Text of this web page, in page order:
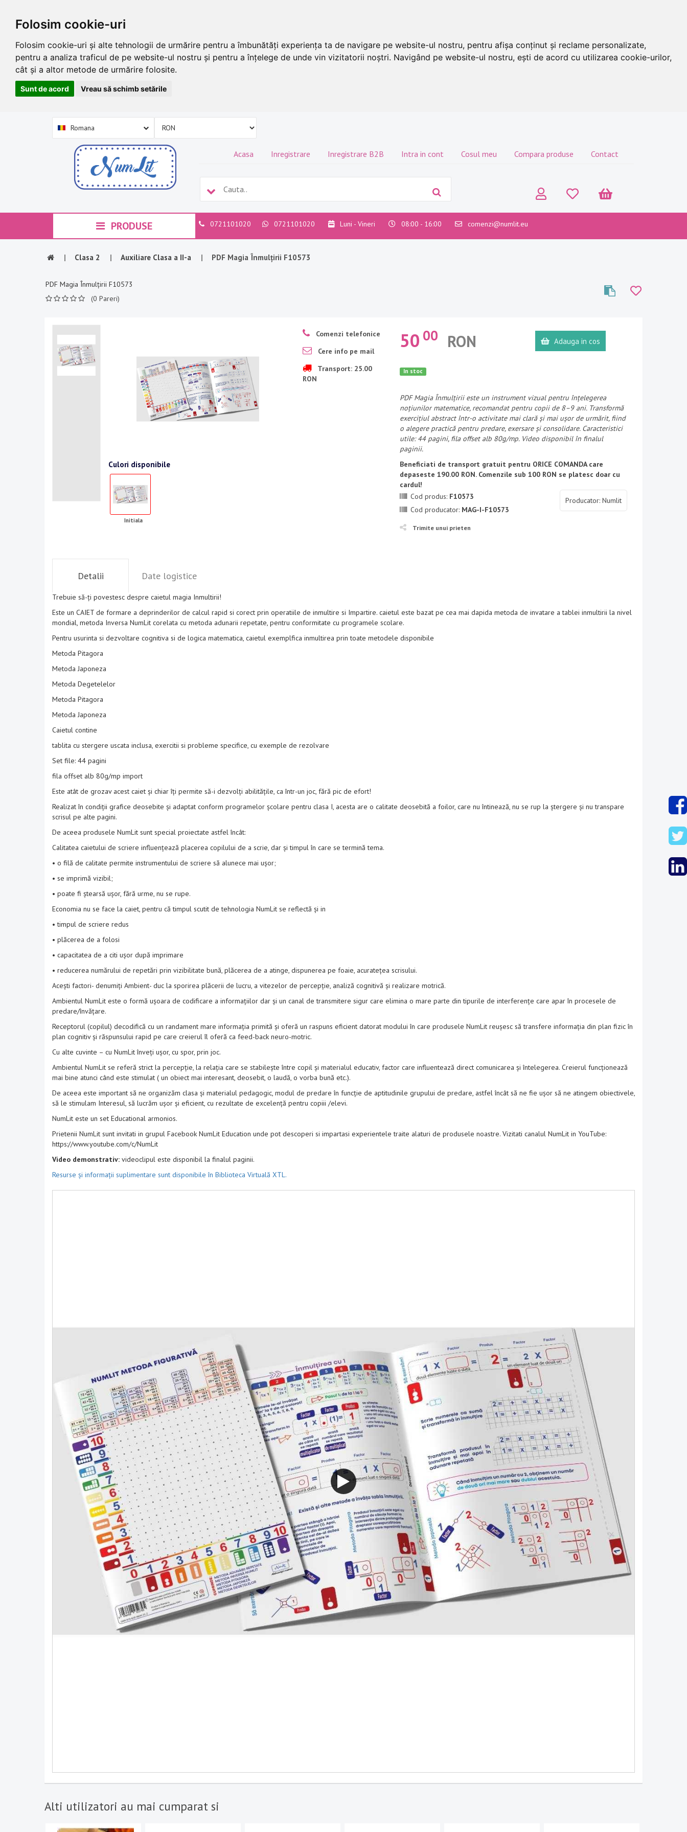
Folosim cookie-uri
Folosim cookie-uri și alte tehnologii de urmărire pentru a îmbunătăți experiența ta de navigare pe website-ul nostru, pentru afișa conținut și reclame personalizate,
pentru a analiza traficul de pe website-ul nostru și pentru a înțelege de unde vin vizitatorii noștri. Navigând pe website-ul nostru, ești de acord cu utilizarea cookie-urilor,
cât și a altor metode de urmărire folosite.
Sunt de acord Vreau să schimb setările
Romana
Acasa Inregistrare Inregistrare B2B Intra in cont Cosul meu Compara produse Contact
PRODUSE 0721101020 0721101020 Luni - Vineri 08:00 - 16:00 comenzi@numlit.eu
| Clasa 2 | Auxiliare Clasa a II-a | PDF Magia Înmulțirii F10573
PDF Magia Înmulțirii F10573
(0 Pareri)
Culori disponibile
Initiala
Comenzi telefonice
Cere info pe mail
Transport: 25.00
RON
50 00 RON Adauga in cos
In stoc
PDF Magia Înmulțirii este un instrument vizual pentru înțelegerea
noțiunilor matematice, recomandat pentru copii de 8–9 ani. Transformă
exercițiul abstract într-o activitate mai clară și mai ușor de urmărit, fiind
o alegere practică pentru predare, exersare și consolidare. Caracteristici
utile: 44 pagini, fila offset alb 80g/mp. Video disponibil în finalul
paginii.
Beneficiati de transport gratuit pentru ORICE COMANDA care
depaseste 190.00 RON. Comenzile sub 100 RON se platesc doar cu
cardul!
Producator: Numlit
Cod produs: F10573
Cod producator: MAG-I-F10573
Trimite unui prieten
Detalii Date logistice
Trebuie să-ți povestesc despre caietul magia Inmultirii!
Este un CAIET de formare a deprinderilor de calcul rapid si corect prin operatiile de inmultire si Impartire. caietul este bazat pe cea mai dapida metoda de invatare a tablei inmultirii la nivel
mondial, metoda Inversa NumLit corelata cu metoda adunarii repetate, pentru conformitate cu programele scolare.
Pentru usurinta si dezvoltare cognitiva si de logica matematica, caietul exemplfica inmultirea prin toate metodele disponibile
Metoda Pitagora
Metoda Japoneza
Metoda Degetelelor
Metoda Pitagora
Metoda Japoneza
Caietul contine
tablita cu stergere uscata inclusa, exercitii si probleme specifice, cu exemple de rezolvare
Set file: 44 pagini
fila offset alb 80g/mp import
Este atât de grozav acest caiet și chiar îți permite să-i dezvolți abilitățile, ca într-un joc, fără pic de efort!
Realizat în condiții grafice deosebite și adaptat conform programelor școlare pentru clasa I, acesta are o calitate deosebită a foilor, care nu întinează, nu se rup la ștergere și nu transpare
scrisul pe alte pagini.
De aceea produsele NumLit sunt special proiectate astfel încât:
Calitatea caietului de scriere influențează placerea copilului de a scrie, dar și timpul în care se termină tema.
• o filă de calitate permite instrumentului de scriere să alunece mai ușor;
• se imprimă vizibil;
• poate fi ștearsă ușor, fără urme, nu se rupe.
Economia nu se face la caiet, pentru că timpul scutit de tehnologia NumLit se reflectă și in
• timpul de scriere redus
• plăcerea de a folosi
• capacitatea de a citi ușor după imprimare
• reducerea numărului de repetări prin vizibilitate bună, plăcerea de a atinge, dispunerea pe foaie, acuratețea scrisului.
Acești factori- denumiți Ambient- duc la sporirea plăcerii de lucru, a vitezelor de percepție, analiză cognitivă și realizare motrică.
Ambientul NumLit este o formă ușoara de codificare a informațiilor dar și un canal de transmitere sigur care elimina o mare parte din tipurile de interferențe care apar în procesele de
predare/învățare.
Receptorul (copilul) decodifică cu un randament mare informația primită și oferă un raspuns eficient datorat modului în care produsele NumLit reușesc să transfere informația din plan fizic în
plan cognitiv și răspunsului rapid pe care creierul îl oferă ca feed-back neuro-motric.
Cu alte cuvinte – cu NumLit înveți ușor, cu spor, prin joc.
Ambientul NumLit se referă strict la percepție, la relația care se stabilește între copil și materialul educativ, factor care influentează direct comunicarea și întelegerea. Creierul funcționează
mai bine atunci când este stimulat ( un obiect mai interesant, deosebit, o laudă, o vorba bună etc.).
De aceea este important să ne organizăm clasa și materialul pedagogic, modul de predare în funcție de aptitudinile grupului de predare, astfel încât să ne fie ușor să ne atingem obiectivele,
să le stimulam Interesul, să lucrăm ușor și eficient, cu rezultate de excelență pentru copiii /elevi.
NumLit este un set Educational armonios.
Prietenii NumLit sunt invitati in grupul Facebook NumLit Education unde pot descoperi si impartasi experientele traite alaturi de produsele noastre. Vizitati canalul NumLit in YouTube:
https://www.youtube.com/c/NumLit
Video demonstrativ: videoclipul este disponibil la finalul paginii.
Resurse și informații suplimentare sunt disponibile în Biblioteca Virtuală XTL.
Alti utilizatori au mai cumparat si